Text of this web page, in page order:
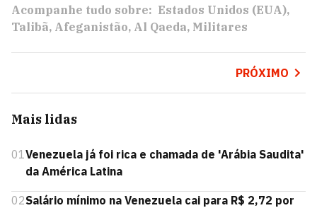
Acompanhe tudo sobre: Estados Unidos (EUA)
Talibã Afeganistão Al Qaeda Militares
PRÓXIMO
Mais lidas
01Venezuela já foi rica e chamada de 'Arábia Saudita'
da América Latina
02Salário mínimo na Venezuela cai para R$ 2,72 por